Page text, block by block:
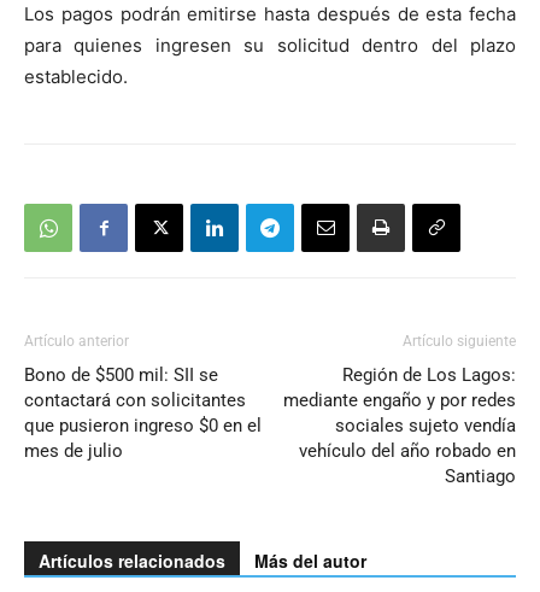
Los pagos podrán emitirse hasta después de esta fecha
para quienes ingresen su solicitud dentro del plazo
establecido.
Artículo anterior
Bono de $500 mil: SII se
contactará con solicitantes
que pusieron ingreso $0 en el
mes de julio
Artículo siguiente
Región de Los Lagos:
mediante engaño y por redes
sociales sujeto vendía
vehículo del año robado en
Santiago
Artículos relacionados Más del autor